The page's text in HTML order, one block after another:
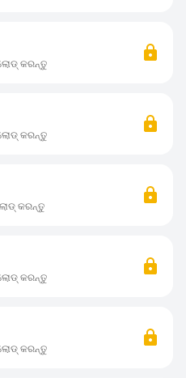
କରନ୍ତୁ
କରନ୍ତୁ
କରନ୍ତୁ
କରନ୍ତୁ
କରନ୍ତୁ